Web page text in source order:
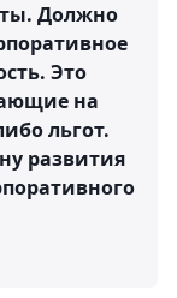
Должно
Это
на
льгот.
развития